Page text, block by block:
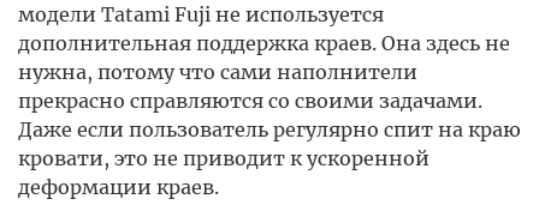
модели Tatami Fuji не используется
дополнительная поддержка краев. Она здесь не
нужна, потому что сами наполнители
прекрасно справляются со своими задачами.
Даже если пользователь регулярно спит на краю
кровати, это не приводит к ускоренной
деформации краев.